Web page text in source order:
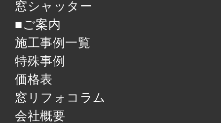
窓シャッター
■ご案内
施工事例一覧
特殊事例
価格表
窓リフォコラム
会社概要